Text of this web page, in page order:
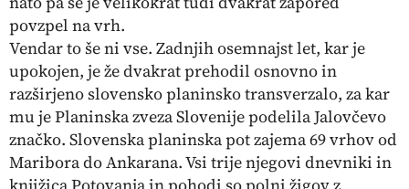
povzpel na vrh.
Vendar to še ni vse. Zadnjih osemnajst let, kar je
upokojen, je že dvakrat prehodil osnovno in
razširjeno slovensko planinsko transverzalo, za kar
mu je Planinska zveza Slovenije podelila Jalovčevo
značko. Slovenska planinska pot zajema 69 vrhov od
Maribora do Ankarana. Vsi trije njegovi dnevniki in